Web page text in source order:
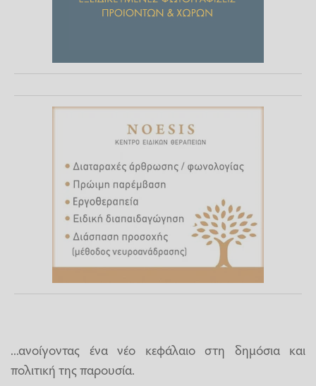
...ανοίγοντας ένα νέο κεφάλαιο στη δημόσια και
πολιτική της παρουσία.